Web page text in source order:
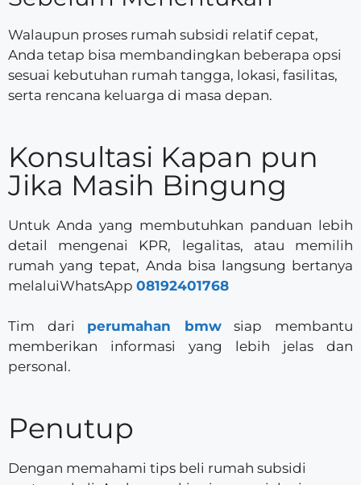
Walaupun proses rumah subsidi relatif cepat,
Anda tetap bisa membandingkan beberapa opsi
sesuai kebutuhan rumah tangga, lokasi, fasilitas,
serta rencana keluarga di masa depan.
Konsultasi Kapan pun
Jika Masih Bingung
Untuk Anda yang membutuhkan panduan lebih
detail mengenai KPR, legalitas, atau memilih
rumah yang tepat, Anda bisa langsung bertanya
melaluiWhatsApp 08192401768
Tim dari perumahan bmwsiap membantu
memberikan informasi yang lebih jelas dan
personal.
Penutup
Dengan memahami tips beli rumah subsidi